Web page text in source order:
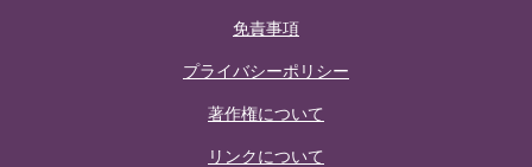
免責事項
プライバシーポリシー
著作権について
リンクについて